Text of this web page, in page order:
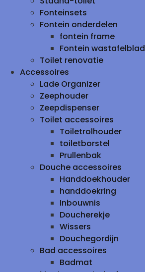
Fonteinsets
Fontein onderdelen
fontein frame
Fontein wastafelblad
Toilet renovatie
Accessoires
Lade Organizer
Zeephouder
Zeepdispenser
Toilet accessoires
Toiletrolhouder
toiletborstel
Prullenbak
Douche accessoires
Handdoekhouder
handdoekring
Inbouwnis
Doucherekje
Wissers
Douchegordijn
Bad accessoires
Badmat